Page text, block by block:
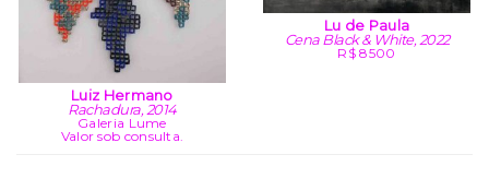
Luiz Hermano
Rachadura, 2014
Galeria Lume
Valor sob consulta.
Lu de Paula
Cena Black & White, 2022
R$ 8500